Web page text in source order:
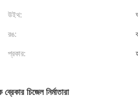
উইথ:
রঙ:
প্রকার:
চিজেল নির্মাতারা